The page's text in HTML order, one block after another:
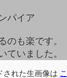
パイア
のも楽です。
ていました。
された生画像は